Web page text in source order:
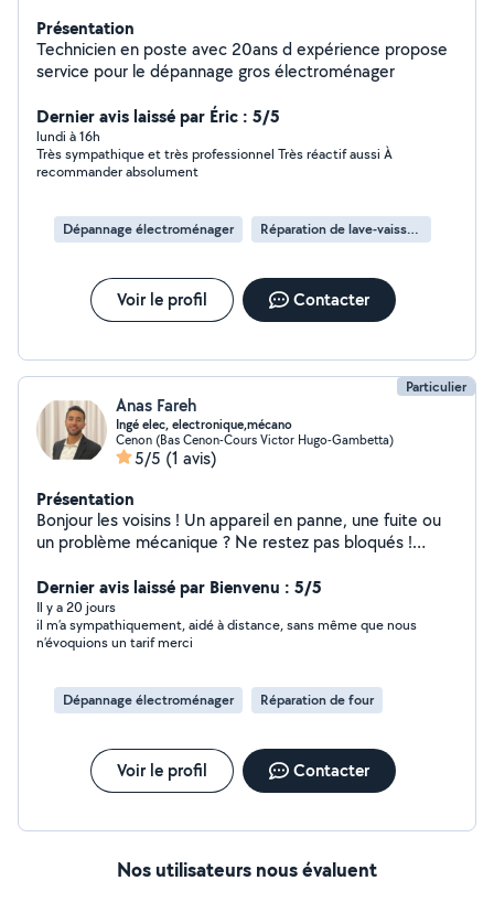
Présentation
Technicien en poste avec 20ans d expérience propose
service pour le dépannage gros électroménager
Dernier avis laissé par Éric : 5/5
lundi à 16h
Très sympathique et très professionnel Très réactif aussi À
recommander absolument
Dépannage électroménager Réparation de lave-vaisselle
Voir le profil Contacter
Particulier
Anas Fareh
Ingé elec, electronique,mécano
Cenon (Bas Cenon-Cours Victor Hugo-Gambetta)
5/5 (1 avis)
Présentation
Bonjour les voisins ! Un appareil en panne, une fuite ou
un problème mécanique ? Ne restez pas bloqués !
passionné de technique qui aime résoudre les
problèmes du quotidien. Je peux vous aider pour :
Réparations électriques/électroniques (recherche de
panne, soudure, composants). Petits travaux de
Entretien mécanique (vélo, auto, petits moteurs). Je
dispose de mes propres outils et je m'adapte à vos
serai ravi de vous aider !
Dernier avis laissé par Bienvenu : 5/5
Il y a 20 jours
il m’a sympathiquement, aidé à distance, sans même que nous
n’évoquions un tarif merci
Dépannage électroménager Réparation de four
Voir le profil Contacter
Nos utilisateurs nous évaluent